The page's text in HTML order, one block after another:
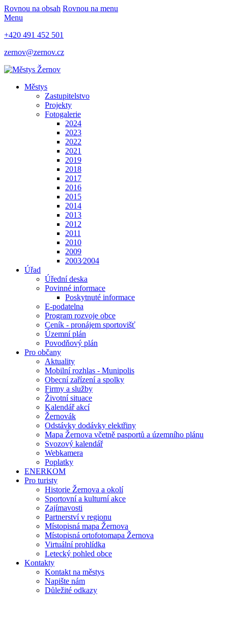
Rovnou na obsah Rovnou na menu
Menu
+420 491 452 501
zernov@zernov.cz
Městys
Zastupitelstvo
Projekty
Fotogalerie
2024
2023
2022
2021
2019
2018
2017
2016
2015
2014
2013
2012
2011
2010
2009
2003⁄2004
Úřad
Úřední deska
Povinné informace
Poskytnuté informace
E-podatelna
Program rozvoje obce
Ceník - pronájem sportovišť
Územní plán
Povodňový plán
Pro občany
Aktuality
Mobilní rozhlas - Munipolis
Obecní zařízení a spolky
Firmy a služby
Životní situace
Kalendář akcí
Žernovák
Odstávky dodávky elektřiny
Mapa Žernova včetně pasportů a územního plánu
Svozový kalendář
Webkamera
Poplatky
ENERKOM
Pro turisty
Historie Žernova a okolí
Sportovní a kulturní akce
Zajímavosti
Partnerství v regionu
Místopisná mapa Žernova
Místopisná ortofotomapa Žernova
Virtuální prohlídka
Letecký pohled obce
Kontakty
Kontakt na městys
Napište nám
Důležité odkazy